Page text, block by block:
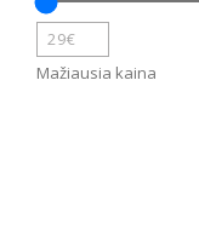
Mažiausia kaina